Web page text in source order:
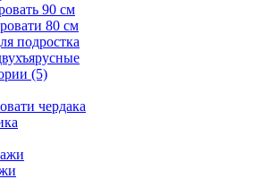
90 см
80 см
подростка
(5)
чердака